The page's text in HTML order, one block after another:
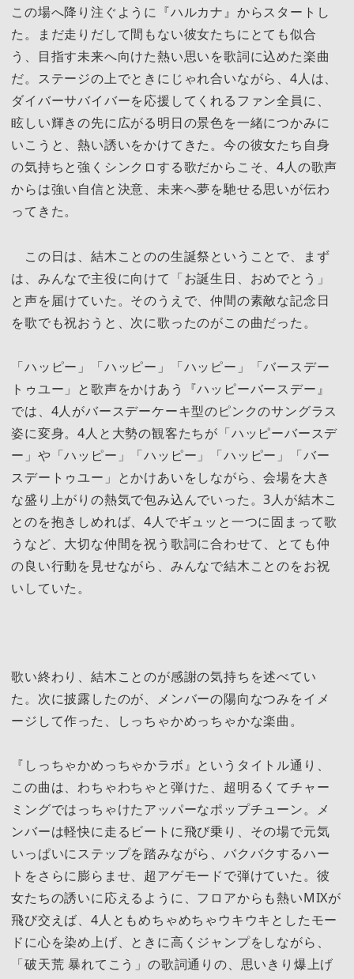
この場へ降り注ぐように『ハルカナ』からスタートし
た。まだ走りだして間もない彼女たちにとても似合
う、目指す未来へ向けた熱い思いを歌詞に込めた楽曲
だ。ステージの上でときにじゃれ合いながら、4人は、
ダイバーサバイバーを応援してくれるファン全員に、
眩しい輝きの先に広がる明日の景色を一緒につかみに
いこうと、熱い誘いをかけてきた。今の彼女たち自身
の気持ちと強くシンクロする歌だからこそ、4人の歌声
からは強い自信と決意、未来へ夢を馳せる思いが伝わ
ってきた。
この日は、結木ことのの生誕祭ということで、まず
は、みんなで主役に向けて「お誕生日、おめでとう」
と声を届けていた。そのうえで、仲間の素敵な記念日
を歌でも祝おうと、次に歌ったのがこの曲だった。
「ハッピー」「ハッピー」「ハッピー」「バースデー
トゥユー」と歌声をかけあう『ハッピーバースデー』
では、4人がバースデーケーキ型のピンクのサングラス
姿に変身。4人と大勢の観客たちが「ハッピーバースデ
ー」や「ハッピー」「ハッピー」「ハッピー」「バー
スデートゥユー」とかけあいをしながら、会場を大き
な盛り上がりの熱気で包み込んでいった。3人が結木こ
とのを抱きしめれば、4人でギュッと一つに固まって歌
うなど、大切な仲間を祝う歌詞に合わせて、とても仲
の良い行動を見せながら、みんなで結木ことのをお祝
いしていた。
歌い終わり、結木ことのが感謝の気持ちを述べてい
た。次に披露したのが、メンバーの陽向なつみをイメ
ージして作った、しっちゃかめっちゃかな楽曲。
『しっちゃかめっちゃかラボ』というタイトル通り、
この曲は、わちゃわちゃと弾けた、超明るくてチャー
ミングではっちゃけたアッパーなポップチューン。メ
ンバーは軽快に走るビートに飛び乗り、その場で元気
いっぱいにステップを踏みながら、バクバクするハー
トをさらに膨らませ、超アゲモードで弾けていた。彼
女たちの誘いに応えるように、フロアからも熱いMIXが
飛び交えば、4人ともめちゃめちゃウキウキとしたモー
ドに心を染め上げ、ときに高くジャンプをしながら、
「破天荒 暴れてこう」の歌詞通りの、思いきり爆上げ